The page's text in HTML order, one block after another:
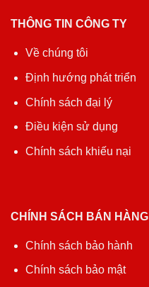
THÔNG TIN CÔNG TY
Về chúng tôi
Định hướng phát triển
Chính sách đại lý
Điều kiện sử dụng
Chính sách khiếu nại
CHÍNH SÁCH BÁN HÀNG
Chính sách bảo hành
Chính sách bảo mật